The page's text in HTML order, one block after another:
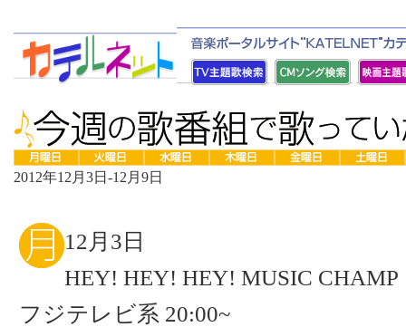
2012年12月3日-12月9日
12月3日
HEY! HEY! HEY! MUSIC CHAMP
フジテレビ系 20:00~